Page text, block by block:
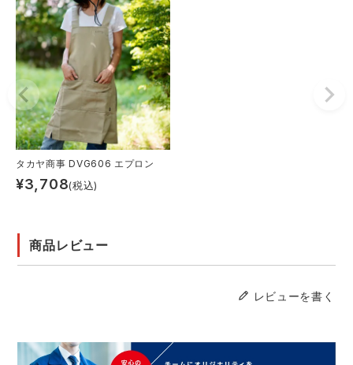
タカヤ商事 DVG606 エプロン
¥3,708(税込)
商品レビュー
レビューを書く